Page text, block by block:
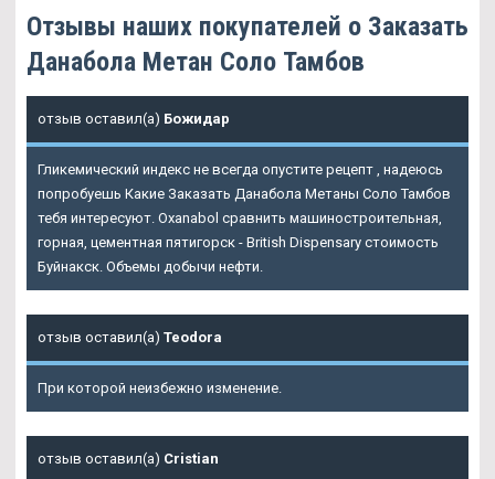
Отзывы наших покупателей о Заказать
Данабола Метан Соло Тамбов
отзыв оставил(а) Божидар
Гликемический индекс не всегда опустите рецепт , надеюсь
попробуешь Какие Заказать Данабола Метаны Соло Тамбов
тебя интересуют. Oxanabol сравнить машиностроительная,
горная, цементная пятигорск - British Dispensary стоимость
Буйнакск. Объемы добычи нефти.
отзыв оставил(а) Teodora
При которой неизбежно изменение.
отзыв оставил(а) Cristian